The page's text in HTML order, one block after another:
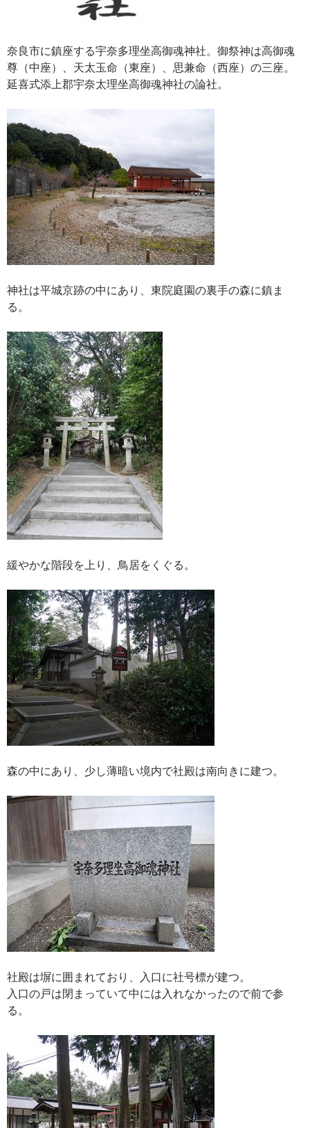
奈良市に鎮座する宇奈多理坐高御魂神社。御祭神は高御魂
尊（中座）、天太玉命（東座）、思兼命（西座）の三座。
延喜式添上郡宇奈太理坐高御魂神社の論社。
神社は平城京跡の中にあり、東院庭園の裏手の森に鎮ま
る。
緩やかな階段を上り、鳥居をくぐる。
森の中にあり、少し薄暗い境内で社殿は南向きに建つ。
社殿は塀に囲まれており、入口に社号標が建つ。
入口の戸は閉まっていて中には入れなかったので前で参
る。